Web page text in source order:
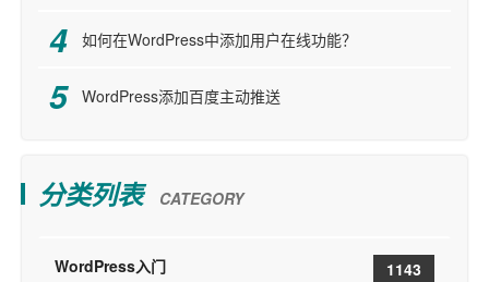
如何在WordPress中添加用户在线功能？
WordPress添加百度主动推送
分类列表 CATEGORY
WordPress入门 1143